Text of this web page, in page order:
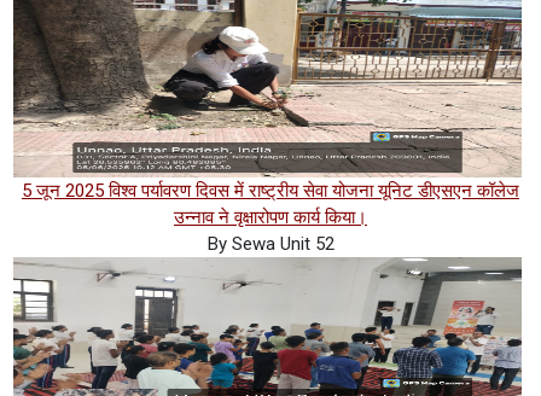
5 जून 2025 विश्व पर्यावरण दिवस में राष्ट्रीय सेवा योजना यूनिट डीएसएन कॉलेज
उन्नाव ने वृक्षारोपण कार्य किया।
By Sewa Unit 52